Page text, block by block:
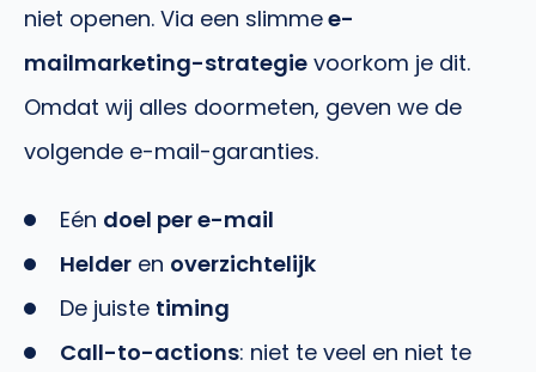
niet openen. Via een slimmee-
mailmarketing-strategie voorkom je dit.
Omdat wij alles doormeten, geven we de
volgende e-mail-garanties.
Eén doel per e-mail
Helder en overzichtelijk
De juiste timing
Call-to-actions: niet te veel en niet te